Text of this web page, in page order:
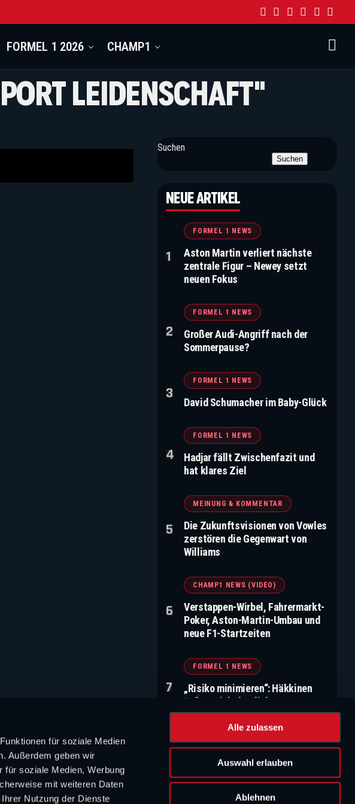
für soziale Medien
Außerdem geben wir
für soziale Medien, Werbung
mit weiteren Daten
Nutzung der Dienste
Alle zulassen
Auswahl erlauben
Ablehnen
FORMEL 1 2026 CHAMP1
LEIDENSCHAFT"
Suchen
Suchen
NEUE ARTIKEL
FORMEL 1 NEWS
Aston Martin verliert nächste
zentrale Figur – Newey setzt
neuen Fokus
FORMEL 1 NEWS
Großer Audi-Angriff nach der
Sommerpause?
FORMEL 1 NEWS
David Schumacher im Baby-Glück
FORMEL 1 NEWS
Hadjar fällt Zwischenfazit und
hat klares Ziel
MEINUNG & KOMMENTAR
Die Zukunftsvisionen von Vowles
zerstören die Gegenwart von
Williams
CHAMP1 NEWS (VIDEO)
Verstappen-Wirbel, Fahrermarkt-
Poker, Aston-Martin-Umbau und
neue F1-Startzeiten
FORMEL 1 NEWS
„Risiko minimieren“: Häkkinen
äußert sich deutlich zu
Verstappen-Gerüchten
WERBUNG